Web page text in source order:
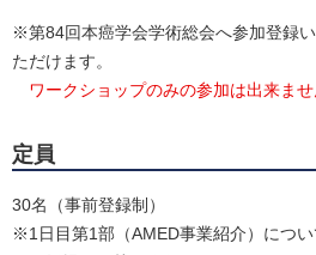
※第84回本癌学会学術総会へ参加登録
ただけます。
ワークショップのみの参加は出来ませ
定員
30名（事前登録制）
※1日目第1部（AMED事業紹介）につ